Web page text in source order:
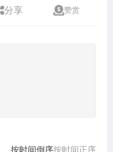
分享 赞赏
按时间倒序按时间正序